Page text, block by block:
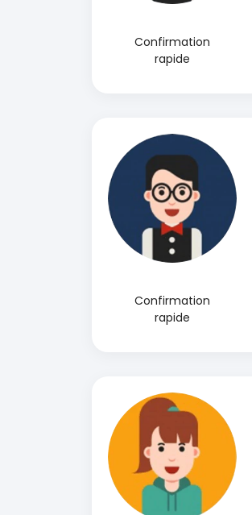
Confirmation
rapide
Confirmation
rapide